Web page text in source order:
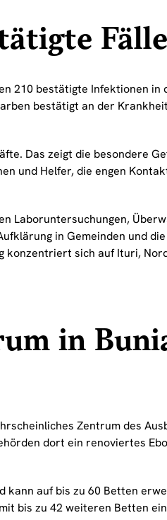
Fälle
210 bestätigte Infektionen in
bestätigt an der
Das zeigt die besondere
und Helfer, die engen
Laboruntersuchungen,
in Gemeinden und die
konzentriert sich auf Ituri,
in
Zentrum des
dort ein renoviertes
kann auf bis zu 60 Betten
bis zu 42 weiteren Betten